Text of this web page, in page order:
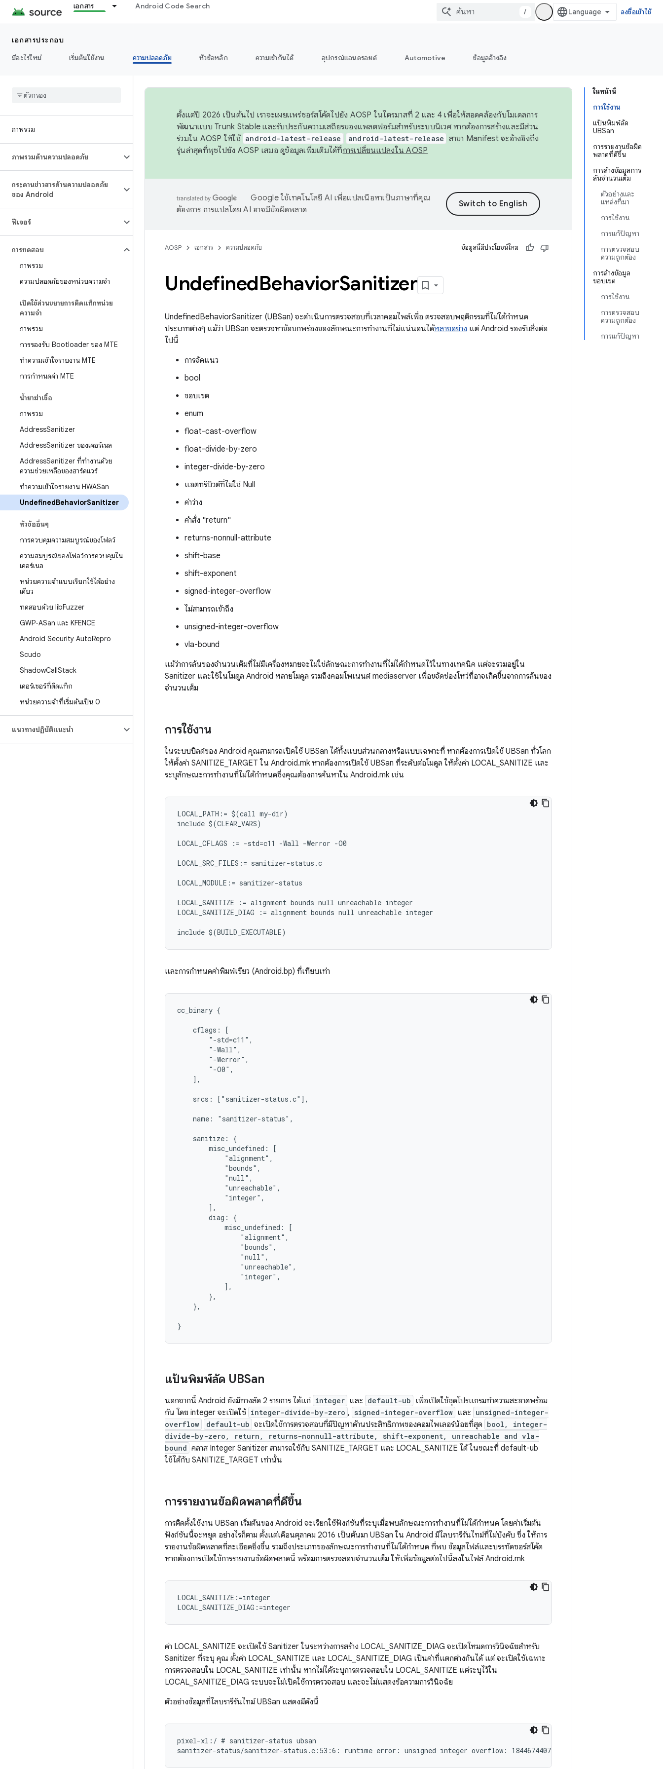
เอกสาร Android Code Search
/ ลงชื่อเข้าใช้
เอกสารประกอบ
มีอะไรใหม่
เริ่มต้นใช้งาน ความปลอดภัย หัวข้อหลัก ความเข้ากันได้ อุปกรณ์แอนดรอยด์ Automotive ข้อมูลอ้างอิง
ภาพรวม
ภาพรวมด้านความปลอดภัย
กระดานข่าวสารด้านความปลอดภัย
ของ Android
ฟีเจอร์
การทดสอบ
ภาพรวม
ความปลอดภัยของหน่วยความจำ
เปิดใช้ส่วนขยายการติดแท็กหน่วย
ความจำ
ภาพรวม
การรองรับ Bootloader ของ MTE
ทําความเข้าใจรายงาน MTE
การกำหนดค่า MTE
น้ำยาฆ่าเชื้อ
ภาพรวม
AddressSanitizer
AddressSanitizer ของเคอร์เนล
AddressSanitizer ที่ทำงานด้วย
ความช่วยเหลือของฮาร์ดแวร์
ทําความเข้าใจรายงาน HWASan
UndefinedBehaviorSanitizer
หัวข้ออื่นๆ
การควบคุมความสมบูรณ์ของโฟลว์
ความสมบูรณ์ของโฟลว์การควบคุมใน
เคอร์เนล
หน่วยความจําแบบเรียกใช้ได้อย่าง
เดียว
ทดสอบด้วย libFuzzer
GWP-ASan และ KFENCE
Android Security AutoRepro
Scudo
ShadowCallStack
เคอร์เซอร์ที่ติดแท็ก
หน่วยความจำที่เริ่มต้นเป็น 0
แนวทางปฏิบัติแนะนำ
ในหน้านี้
การใช้งาน
แป้นพิมพ์ลัด
UBSan
การรายงานข้อผิด
พลาดที่ดีขึ้น
การล้างข้อมูลการ
ล้นจำนวนเต็ม
ตัวอย่างและ
แหล่งที่มา
การใช้งาน
การแก้ปัญหา
การตรวจสอบ
ความถูกต้อง
การล้างข้อมูล
ขอบเขต
การใช้งาน
การตรวจสอบ
ความถูกต้อง
การแก้ปัญหา
ตั้งแต่ปี 2026 เป็นต้นไป เราจะเผยแพร่ซอร์สโค้ดไปยัง AOSP ในไตรมาสที่ 2 และ 4 เพื่อให้สอดคล้องกับโมเดลการ
พัฒนาแบบ Trunk Stable และรับประกันความเสถียรของแพลตฟอร์มสำหรับระบบนิเวศ หากต้องการสร้างและมีส่วน
ร่วมใน AOSP ให้ใช้ android-latest-release android-latest-release สาขา Manifest จะอ้างอิงถึง
รุ่นล่าสุดที่พุชไปยัง AOSP เสมอ ดูข้อมูลเพิ่มเติมได้ที่การเปลี่ยนแปลงใน AOSP
Google ใช้เทคโนโลยี AI เพื่อแปลเนื้อหาเป็นภาษาที่คุณ
ต้องการ การแปลโดย AI อาจมีข้อผิดพลาด
AOSP เอกสาร ความปลอดภัย ข้อมูลนี้มีประโยชน์ไหม
UndefinedBehaviorSanitizer
UndefinedBehaviorSanitizer (UBSan) จะดำเนินการตรวจสอบที่เวลาคอมไพล์เพื่อ ตรวจสอบพฤติกรรมที่ไม่ได้กำหนด
ประเภทต่างๆ แม้ว่า UBSan จะตรวจหาข้อบกพร่องของลักษณะการทำงานที่ไม่แน่นอนได้หลายอย่าง แต่ Android รองรับสิ่งต่อ
ไปนี้
การจัดแนว
bool
ขอบเขต
enum
float-cast-overflow
float-divide-by-zero
integer-divide-by-zero
แอตทริบิวต์ที่ไม่ใช่ Null
ค่าว่าง
คำสั่ง "return"
returns-nonnull-attribute
shift-base
shift-exponent
signed-integer-overflow
ไม่สามารถเข้าถึง
unsigned-integer-overflow
vla-bound
แม้ว่าการล้นของจำนวนเต็มที่ไม่มีเครื่องหมายจะไม่ใช่ลักษณะการทำงานที่ไม่ได้กำหนดไว้ในทางเทคนิค แต่จะรวมอยู่ใน
Sanitizer และใช้ในโมดูล Android หลายโมดูล รวมถึงคอมโพเนนต์ mediaserver เพื่อขจัดช่องโหว่ที่อาจเกิดขึ้นจากการล้นของ
จำนวนเต็ม
การใช้งาน
ในระบบบิลด์ของ Android คุณสามารถเปิดใช้ UBSan ได้ทั้งแบบส่วนกลางหรือแบบเฉพาะที่ หากต้องการเปิดใช้ UBSan ทั่วโลก
ให้ตั้งค่า SANITIZE_TARGET ใน Android.mk หากต้องการเปิดใช้ UBSan ที่ระดับต่อโมดูล ให้ตั้งค่า LOCAL_SANITIZE และ
ระบุลักษณะการทำงานที่ไม่ได้กำหนดซึ่งคุณต้องการค้นหาใน Android.mk เช่น
LOCAL_PATH:= $(call my-dir)
include $(CLEAR_VARS)
LOCAL_CFLAGS := -std=c11 -Wall -Werror -O0
LOCAL_SRC_FILES:= sanitizer-status.c
LOCAL_MODULE:= sanitizer-status
LOCAL_SANITIZE := alignment bounds null unreachable integer
LOCAL_SANITIZE_DIAG := alignment bounds null unreachable integer
และการกำหนดค่าพิมพ์เขียว (Android.bp) ที่เทียบเท่า
cc_binary {
    cflags: [
        "-std=c11",
        "-Wall",
        "-Werror",
        "-O0",
    ],
    srcs: ["sanitizer-status.c"],
    name: "sanitizer-status",
    sanitize: {
        misc_undefined: [
            "alignment",
            "bounds",
            "null",
            "unreachable",
            "integer",
        ],
        diag: {
            misc_undefined: [
                "alignment",
                "bounds",
                "null",
                "unreachable",
                "integer",
            ],
        },
    },
แป้นพิมพ์ลัด UBSan
นอกจากนี้ Android ยังมีทางลัด 2 รายการ ได้แก่ integer และ default-ub เพื่อเปิดใช้ชุดโปรแกรมทำความสะอาดพร้อม
กัน โดย integer จะเปิดใช้ integer-divide-by-zero , signed-integer-overflow และ unsigned-integer-
overflow
default-ub จะเปิดใช้การตรวจสอบที่มีปัญหาด้านประสิทธิภาพของคอมไพเลอร์น้อยที่สุด bool, integer-
divide-by-zero, return, returns-nonnull-attribute, shift-exponent, unreachable and vla-
bound คลาส Integer Sanitizer สามารถใช้กับ SANITIZE_TARGET และ LOCAL_SANITIZE ได้ ในขณะที่ default-ub
ใช้ได้กับ SANITIZE_TARGET เท่านั้น
การรายงานข้อผิดพลาดที่ดีขึ้น
การติดตั้งใช้งาน UBSan เริ่มต้นของ Android จะเรียกใช้ฟังก์ชันที่ระบุเมื่อพบลักษณะการทำงานที่ไม่ได้กำหนด โดยค่าเริ่มต้น
ฟังก์ชันนี้จะหยุด อย่างไรก็ตาม ตั้งแต่เดือนตุลาคม 2016 เป็นต้นมา UBSan ใน Android มีไลบรารีรันไทม์ที่ไม่บังคับ ซึ่ง ให้การ
รายงานข้อผิดพลาดที่ละเอียดยิ่งขึ้น รวมถึงประเภทของลักษณะการทำงานที่ไม่ได้กำหนด ที่พบ ข้อมูลไฟล์และบรรทัดซอร์สโค้ด
หากต้องการเปิดใช้การรายงานข้อผิดพลาดนี้ พร้อมการตรวจสอบจำนวนเต็ม ให้เพิ่มข้อมูลต่อไปนี้ลงในไฟล์ Android.mk
LOCAL_SANITIZE:=integer
ค่า LOCAL_SANITIZE จะเปิดใช้ Sanitizer ในระหว่างการสร้าง LOCAL_SANITIZE_DIAG จะเปิดโหมดการวินิจฉัยสำหรับ
Sanitizer ที่ระบุ คุณ ตั้งค่า LOCAL_SANITIZE และ LOCAL_SANITIZE_DIAG เป็นค่าที่แตกต่างกันได้ แต่ จะเปิดใช้เฉพาะ
การตรวจสอบใน LOCAL_SANITIZE เท่านั้น หากไม่ได้ระบุการตรวจสอบใน LOCAL_SANITIZE แต่ระบุไว้ใน
LOCAL_SANITIZE_DIAG ระบบจะไม่เปิดใช้การตรวจสอบ และจะไม่แสดงข้อความการวินิจฉัย
ตัวอย่างข้อมูลที่ไลบรารีรันไทม์ UBSan แสดงมีดังนี้
pixel-xl:/ # sanitizer-status ubsan